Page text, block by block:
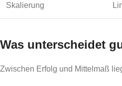
Skalierung
Was unterscheidet
Zwischen Erfolg und Mittelmaß